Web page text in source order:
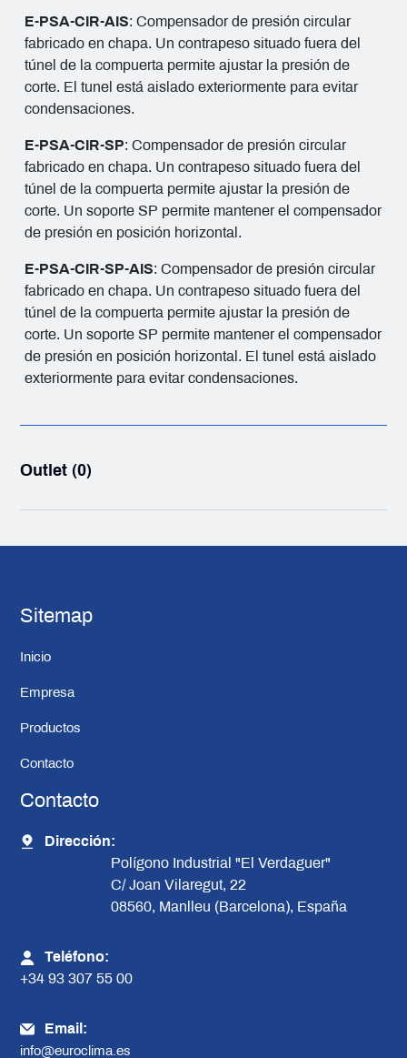
E-PSA-CIR-AIS: Compensador de presión circular
fabricado en chapa. Un contrapeso situado fuera del
túnel de la compuerta permite ajustar la presión de
corte. El tunel está aislado exteriormente para evitar
condensaciones.
E-PSA-CIR-SP: Compensador de presión circular
fabricado en chapa. Un contrapeso situado fuera del
túnel de la compuerta permite ajustar la presión de
corte. Un soporte SP permite mantener el compensador
de presión en posición horizontal.
E-PSA-CIR-SP-AIS: Compensador de presión circular
fabricado en chapa. Un contrapeso situado fuera del
túnel de la compuerta permite ajustar la presión de
corte. Un soporte SP permite mantener el compensador
de presión en posición horizontal. El tunel está aislado
exteriormente para evitar condensaciones.
Outlet (0)
Sitemap
Inicio
Empresa
Productos
Contacto
Contacto
Dirección:
Polígono Industrial "El Verdaguer"
C/ Joan Vilaregut, 22
08560, Manlleu (Barcelona), España
Teléfono:
+34 93 307 55 00
Email:
info@euroclima.es